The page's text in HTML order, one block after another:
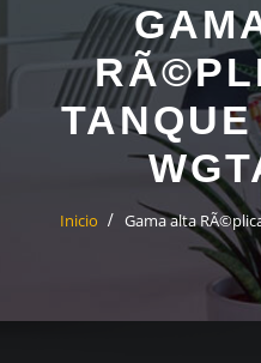
Inicio Gama alta